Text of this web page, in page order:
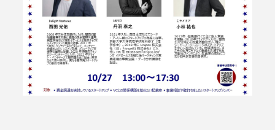
BørneLund PLAY CUBE
（ボーネルンド プレイキューブ）
マルチスペース
VS．（ヴイエス）
Fit cube
管理・運営会社情報
よくあるご質問